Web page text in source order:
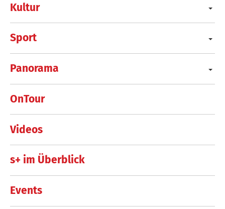
Kultur
Sport
Panorama
OnTour
Videos
s+ im Überblick
Events